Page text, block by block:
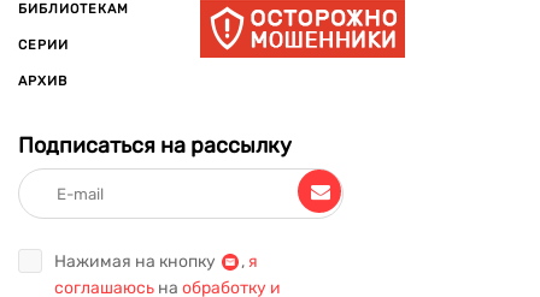
БИБЛИОТЕКАМ
СЕРИИ
АРХИВ
Подписаться на рассылку
Нажимая на кнопку , я
соглашаюсь на обработку и